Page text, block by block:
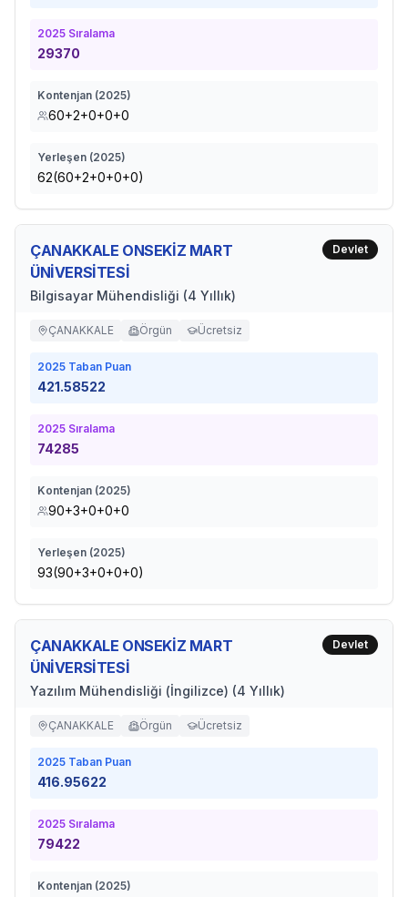
2025 Sıralama
29370
Kontenjan (2025)
60+2+0+0+0
Yerleşen (2025)
62(60+2+0+0+0)
ÇANAKKALE ONSEKİZ MART
ÜNİVERSİTESİ
Bilgisayar Mühendisliği (4 Yıllık)
Devlet
ÇANAKKALE Örgün Ücretsiz
2025 Taban Puan
421.58522
2025 Sıralama
74285
Kontenjan (2025)
90+3+0+0+0
Yerleşen (2025)
93(90+3+0+0+0)
ÇANAKKALE ONSEKİZ MART
ÜNİVERSİTESİ
Yazılım Mühendisliği (İngilizce) (4 Yıllık)
Devlet
ÇANAKKALE Örgün Ücretsiz
2025 Taban Puan
416.95622
2025 Sıralama
79422
Kontenjan (2025)